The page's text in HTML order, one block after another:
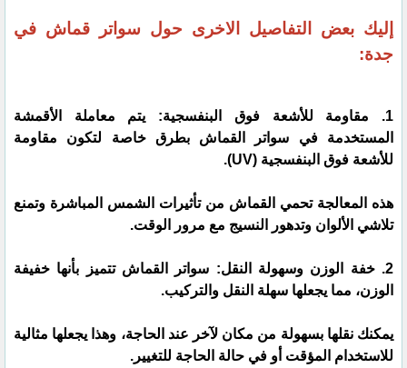
إليك بعض التفاصيل الاخرى حول سواتر قماش في
جدة:
1. مقاومة للأشعة فوق البنفسجية: يتم معاملة الأقمشة
المستخدمة في سواتر القماش بطرق خاصة لتكون مقاومة
للأشعة فوق البنفسجية (UV).
هذه المعالجة تحمي القماش من تأثيرات الشمس المباشرة وتمنع
تلاشي الألوان وتدهور النسيج مع مرور الوقت.
2. خفة الوزن وسهولة النقل: سواتر القماش تتميز بأنها خفيفة
الوزن، مما يجعلها سهلة النقل والتركيب.
يمكنك نقلها بسهولة من مكان لآخر عند الحاجة، وهذا يجعلها مثالية
للاستخدام المؤقت أو في حالة الحاجة للتغيير.